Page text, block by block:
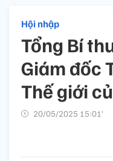
Hội nhập
Tổng Bí
Giám đốc
Thế giới
20/05/2025 15:01’